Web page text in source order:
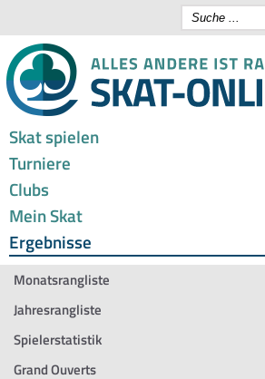
Skat spielen
Turniere
Clubs
Mein Skat
Ergebnisse
Monatsrangliste
Jahresrangliste
Spielerstatistik
Grand Ouverts